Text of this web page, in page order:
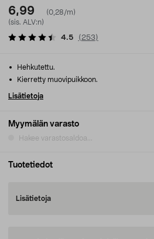
6,99
(0,28/m)
(sis. ALV:n)
4.5 ( 253)
Myymälän varasto
Hakee varastosaldoa...
Hehkutettu.
Kierretty muovipuikkoon.
Lisätietoja
Tuotetiedot
Lisätietoja